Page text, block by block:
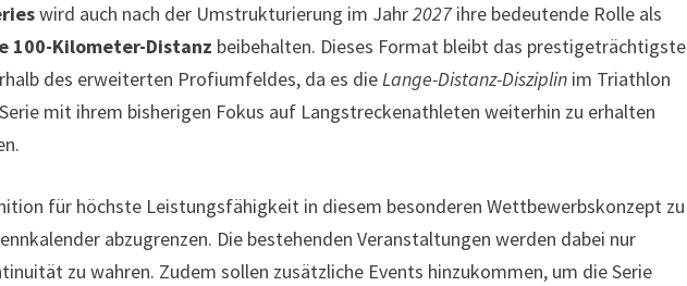
wird auch nach der Umstrukturierung im Jahr2027ihre bedeutende Rolle als
100-Kilometer-Distanz beibehalten. Dieses Format bleibt das prestigeträchtigste
des erweiterten Profiumfeldes, da es dieLange-Distanz-Disziplin im Triathlon
mit ihrem bisherigen Fokus auf Langstreckenathleten weiterhin zu erhalten
für höchste Leistungsfähigkeit in diesem besonderen Wettbewerbskonzept zu
abzugrenzen. Die bestehenden Veranstaltungen werden dabei nur
zu wahren. Zudem sollen zusätzliche Events hinzukommen, um die Serie